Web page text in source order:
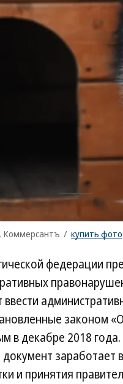
Коммерсантъ / купить фото
федерации
законом
в декабре 2018
заработает
и принятия